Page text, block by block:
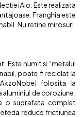
Aio. Este realizata
Franghia este
Nu retine mirosuri,
Este numit si “metalul
poate fi reciclat la
folosita la
de coroziune,
o suprafata complet
reduce frictiunea